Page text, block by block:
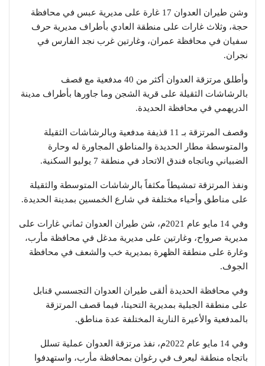
وشن طيران العدوان 17 غارة على مديرية عبس في محافظة
حجة، وثلاث غارات على منطقة العادي بأطراف مديرية حرف
سفيان في محافظة عمران، وغارتين غرب نجد الفارس في
نجران.
وأطلق مرتزقة العدوان أكثر من 40 مدفعية مع قصف
بالرشاشات الثقيلة على قرية الشجن وما جاورها بأطراف مدينة
الدريهمي في محافظة الحديدة.
وقصف المرتزقة بـ 11 قذيفة مدفعية وبالرشاشات الثقيلة
والمتوسطة مطار الحديدة والمناطق المجاورة له وحارة
الضبياني وباتجاه فندق الاتحاد في منطقة 7 يوليو السكنية.
ونفذ المرتزقة تمشيطاً مكثفاً بالرشاشات المتوسطة والثقيلة
على مناطق وأحياء مختلفة في شارع الخمسين بمدينة الحديدة.
وفي 14 مايو عام 2021م، شن طيران العدوان ثماني غارات على
مديرية صرواح، وغارتين على مديرية مدغل في محافظة مأرب،
وغارة على منطقة الظهرة بمديرية خب والشعف في محافظة
الجوف.
وفي محافظة الحديدة ألقى طيران العدوان التجسسي قنابل
على منطقة الجبلية بمديرية التحيتا، فيما قصف المرتزقة
بالمدفعية والأعيرة النارية المختلفة عدة مناطق.
وفي 14 مايو عام 2022م، نفذ مرتزقة العدوان عملية تسلل
باتجاه منطقة ليعرف في رغوان بمحافظة مأرب، واستهدفوا